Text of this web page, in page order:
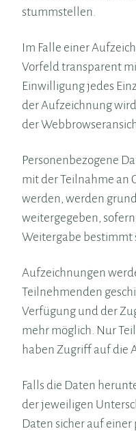
stummstellen.
Im Falle einer
Vorfeld transparent
Einwilligung jedes
der Aufzeichnung
der
Personenbezogene
mit der Teilnahme an
werden, werden
weitergegeben,
Weitergabe bestimmt
Aufzeichnungen
Teilnehmenden
Verfügung und der
mehr möglich. Nur
haben Zugriff auf die
Falls die Daten
der jeweiligen
Daten sicher auf